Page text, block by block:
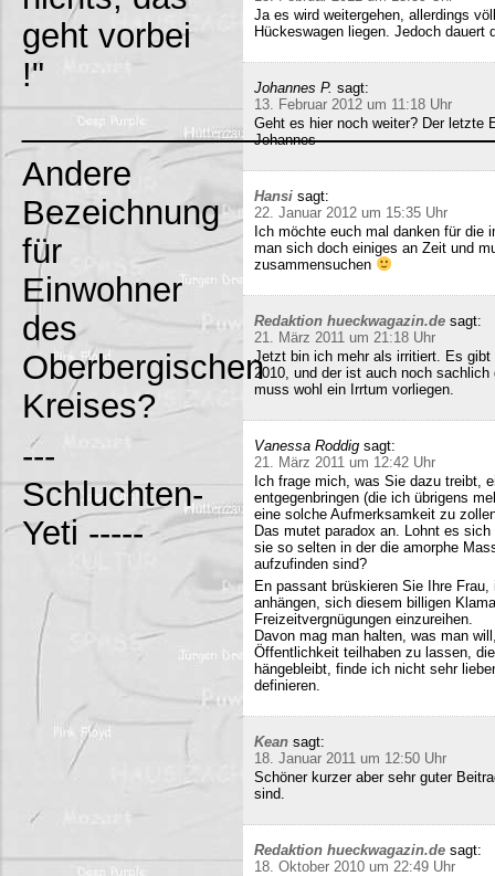
geht vorbei
!"
Andere
Bezeichnung
für
Einwohner
des
Oberbergischen
Kreises?
---
Schluchten-
Yeti -----
Ja es wird weitergehen, allerdings
Hückeswagen liegen. Jedoch
Johannes P. sagt:
13. Februar 2012 um 11:18 Uhr
Geht es hier noch weiter? Der letzte
Johannes
Hansi sagt:
22. Januar 2012 um 15:35 Uhr
Ich möchte euch mal danken für die
man sich doch einiges an Zeit und
zusammensuchen
Redaktion hueckwagazin.de sagt:
21. März 2011 um 21:18 Uhr
Jetzt bin ich mehr als irritiert. Es gibt
2010, und der ist auch noch
muss wohl ein Irrtum vorliegen.
Vanessa Roddig sagt:
21. März 2011 um 12:42 Uhr
Ich frage mich, was Sie dazu treibt,
entgegenbringen (die ich übrigens
eine solche Aufmerksamkeit zu
Das mutet paradox an. Lohnt es
sie so selten in der die amorphe
aufzufinden sind?
En passant brüskieren Sie Ihre
anhängen, sich diesem billigen
Freizeitvergnügungen einzureihen.
Davon mag man halten, was man
Öffentlichkeit teilhaben zu lassen,
hängebleibt, finde ich nicht sehr
definieren.
Kean sagt:
18. Januar 2011 um 12:50 Uhr
Schöner kurzer aber sehr guter
sind.
Redaktion hueckwagazin.de sagt:
18. Oktober 2010 um 22:49 Uhr